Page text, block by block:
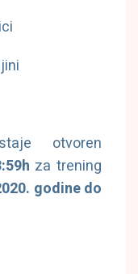
otvoren
za trening
godine do